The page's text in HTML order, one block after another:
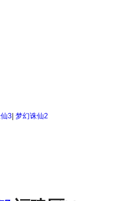
3| 梦幻诛仙2